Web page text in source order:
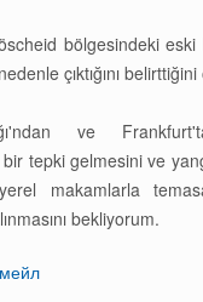
bölgesindeki
çıktığını
ve
tepki gelmesini ve
makamlarla
bekliyorum.